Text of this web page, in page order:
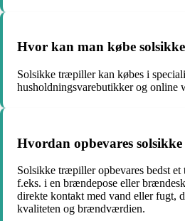
Hvor kan man købe
Solsikke træpiller kan købes i
husholdningsvarebutikker og online
Hvordan opbevares
Solsikke træpiller opbevares bedst et
f.eks. i en brændepose eller
direkte kontakt med vand eller fugt,
kvaliteten og brændværdien.